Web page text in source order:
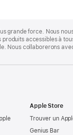
grande force. Nous
accessibles à
Nous collaborerons
Apple Store
Trouver un
Genius Bar